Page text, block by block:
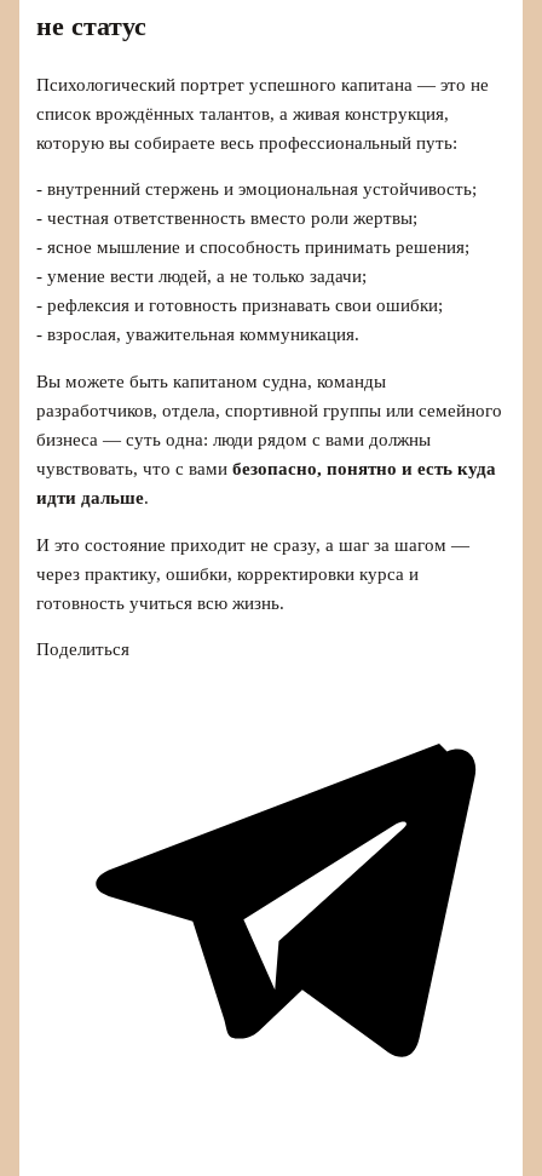
не статус
Психологический портрет успешного капитана — это не
список врождённых талантов, а живая конструкция,
которую вы собираете весь профессиональный путь:
- внутренний стержень и эмоциональная устойчивость;
- честная ответственность вместо роли жертвы;
- ясное мышление и способность принимать решения;
- умение вести людей, а не только задачи;
- рефлексия и готовность признавать свои ошибки;
- взрослая, уважительная коммуникация.
Вы можете быть капитаном судна, команды
разработчиков, отдела, спортивной группы или семейного
бизнеса — суть одна: люди рядом с вами должны
чувствовать, что с вамибезопасно, понятно и есть куда
идти дальше.
И это состояние приходит не сразу, а шаг за шагом —
через практику, ошибки, корректировки курса и
готовность учиться всю жизнь.
Поделиться